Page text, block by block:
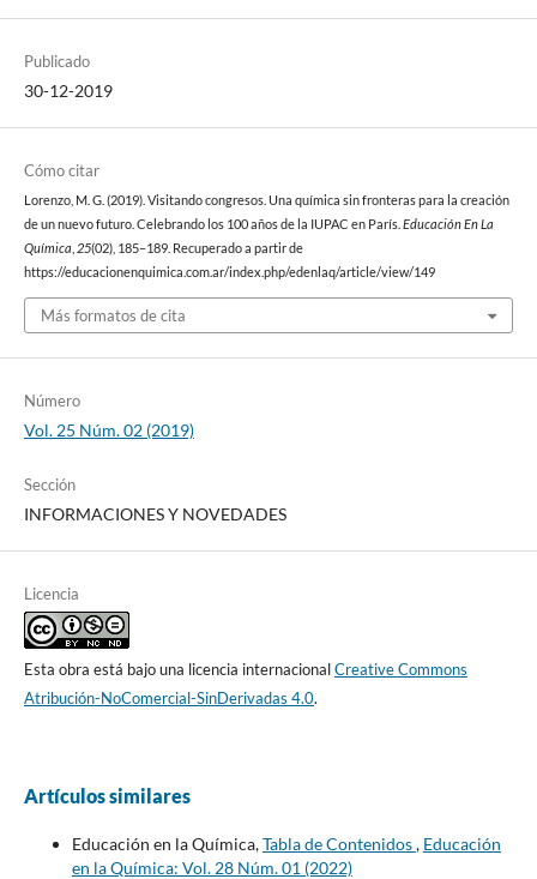
Publicado
30-12-2019
Cómo citar
Lorenzo, M. G. (2019). Visitando congresos. Una química sin fronteras para la creación
de un nuevo futuro. Celebrando los 100 años de la IUPAC en París. Educación En La
Química 25(02), 185–189. Recuperado a partir de
https://educacionenquimica.com.ar/index.php/edenlaq/article/view/149
Más formatos de cita
Número
Vol. 25 Núm. 02 (2019)
Sección
INFORMACIONES Y NOVEDADES
Licencia
Esta obra está bajo una licencia internacionalCreative Commons
Atribución-NoComercial-SinDerivadas 4.0.
Artículos similares
Educación en la Química,Tabla de Contenidos, Educación
en la Química: Vol. 28 Núm. 01 (2022)